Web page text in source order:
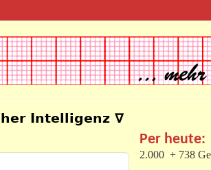
Intelligenz ∇
Per heute:
2.000 + 738